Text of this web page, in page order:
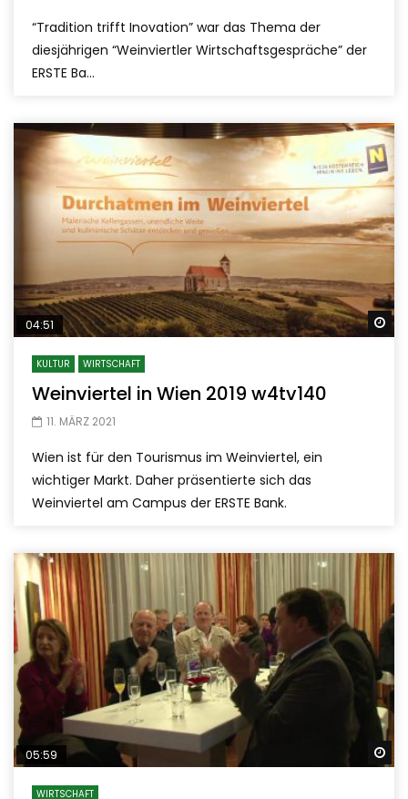
“Tradition trifft Inovation” war das Thema der
diesjährigen “Weinviertler Wirtschaftsgespräche” der
ERSTE Ba...
04:51
KULTUR WIRTSCHAFT
Weinviertel in Wien 2019 w4tv140
11. MÄRZ 2021
Wien ist für den Tourismus im Weinviertel, ein
wichtiger Markt. Daher präsentierte sich das
Weinviertel am Campus der ERSTE Bank.
05:59
WIRTSCHAFT